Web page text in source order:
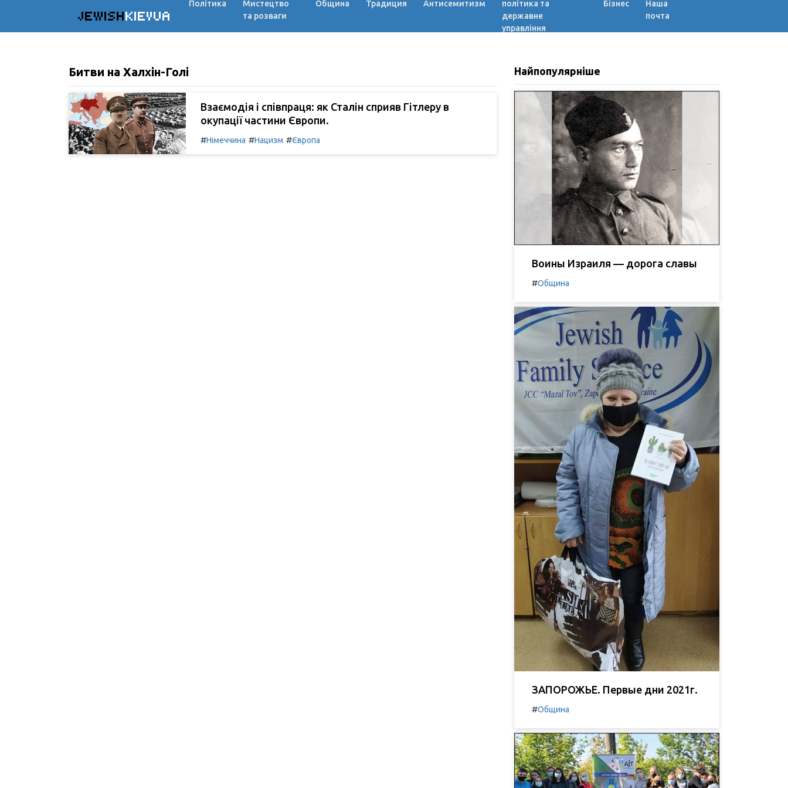
JEWISHKIEVUA
Політика
Мистецтво
та розваги
Община Традиция Антисемитизм
політика та
державне
управління
Бізнес
Наша
почта
Битви на Халхін-Голі
Взаємодія і співпраця: як Сталін сприяв Гітлеру в
окупації частини Європи.
#Німеччина #Нацизм #Європа
Найпопулярніше
Воины Израиля — дорога славы
#Община
ЗАПОРОЖЬЕ. Первые дни 2021г.
#Община